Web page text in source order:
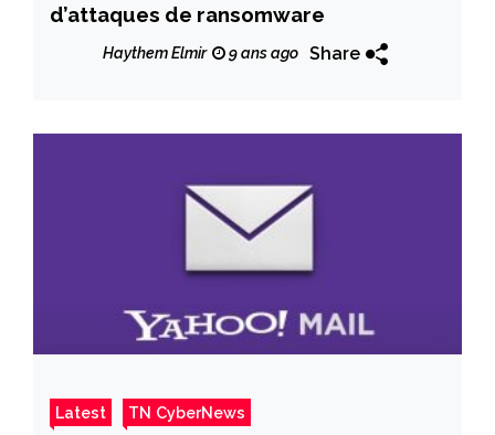
d’attaques de ransomware
Haythem Elmir 9 ans ago Share
Latest TN CyberNews